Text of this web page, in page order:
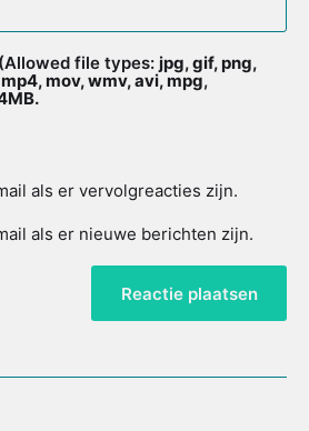
(Allowed file types: jpg, gif, png,
mov, wmv, avi, mpg,
als er vervolgreacties zijn.
als er nieuwe berichten zijn.